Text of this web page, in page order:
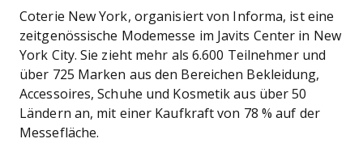
Coterie New York, organisiert von Informa, ist eine
zeitgenössische Modemesse im Javits Center in New
York City. Sie zieht mehr als 6.600 Teilnehmer und
über 725 Marken aus den Bereichen Bekleidung,
Accessoires, Schuhe und Kosmetik aus über 50
Ländern an, mit einer Kaufkraft von 78 % auf der
Messefläche.